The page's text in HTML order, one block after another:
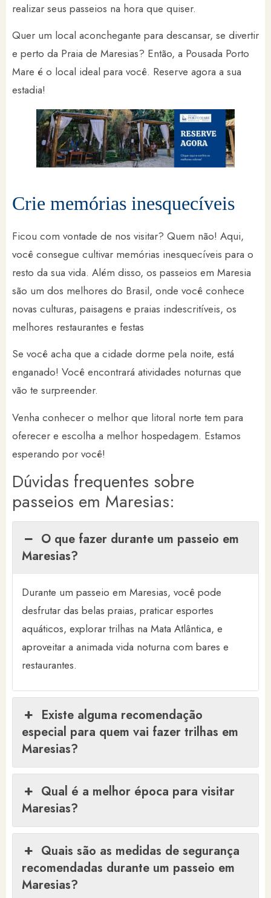
realizar seus passeios na hora que quiser.
Quer um local aconchegante para descansar, se divertir
e perto da Praia de Maresias? Então, a Pousada Porto
Mare é o local ideal para você. Reserve agora a sua
estadia!
Crie memórias inesquecíveis
Ficou com vontade de nos visitar? Quem não! Aqui,
você consegue cultivar memórias inesquecíveis para o
resto da sua vida. Além disso, os passeios em Maresia
são um dos melhores do Brasil, onde você conhece
novas culturas, paisagens e praias indescritíveis, os
melhores restaurantes e festas
Se você acha que a cidade dorme pela noite, está
enganado! Você encontrará atividades noturnas que
vão te surpreender.
Venha conhecer o melhor que litoral norte tem para
oferecer e escolha a melhor hospedagem. Estamos
esperando por você!
Dúvidas frequentes sobre
passeios em Maresias:
O que fazer durante um passeio em
Maresias?
Durante um passeio em Maresias, você pode
desfrutar das belas praias, praticar esportes
aquáticos, explorar trilhas na Mata Atlântica, e
aproveitar a animada vida noturna com bares e
restaurantes.
Existe alguma recomendação
especial para quem vai fazer trilhas em
Maresias?
Qual é a melhor época para visitar
Maresias?
Quais são as medidas de segurança
recomendadas durante um passeio em
Maresias?